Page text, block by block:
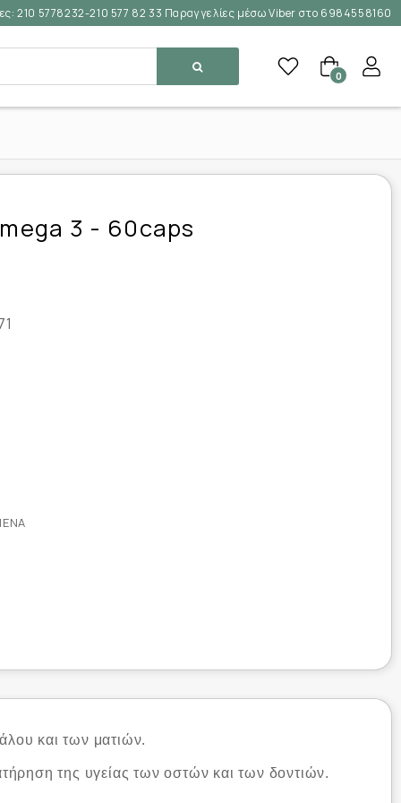
210 5778232-210 577 82 33 Παραγγελίες μέσω Viber στο 6984558160
0
3 - 60caps
και των ματιών.
της υγείας των οστών και των δοντιών.